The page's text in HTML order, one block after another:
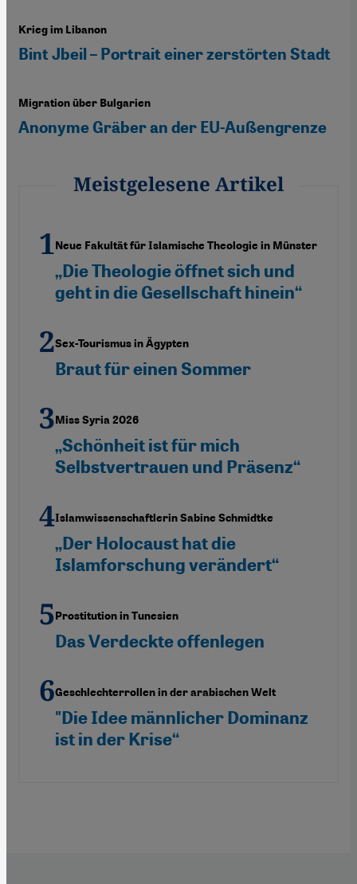
Krieg im Libanon
Bint Jbeil – Portrait einer zerstörten Stadt
Migration über Bulgarien
Anonyme Gräber an der EU-Außengrenze
Meistgelesene Artikel
Neue Fakultät für Islamische Theologie in Münster
„Die Theologie öffnet sich und
geht in die Gesellschaft hinein“
Sex-Tourismus in Ägypten
Braut für einen Sommer
Miss Syria 2026
„Schönheit ist für mich
Selbstvertrauen und Präsenz“
Islamwissenschaftlerin Sabine Schmidtke
„Der Holocaust hat die
Islamforschung verändert“
Prostitution in Tunesien
Das Verdeckte offenlegen
Geschlechterrollen in der arabischen Welt
"Die Idee männlicher Dominanz
ist in der Krise“